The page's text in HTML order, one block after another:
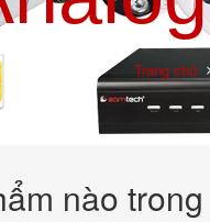
Trang chủ
nào